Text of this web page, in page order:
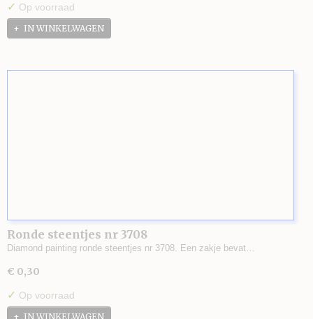
✓ Op voorraad
IN WINKELWAGEN
Ronde steentjes nr 3708
Diamond painting ronde steentjes nr 3708. Een zakje bevat…
€ 0,30
✓ Op voorraad
IN WINKELWAGEN